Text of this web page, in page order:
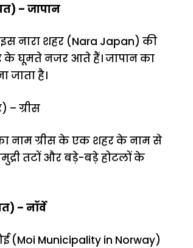
– जापान
नारा शहर (Nara Japan) की
के घूमते नजर आते हैं। जापान का
जाता है।
– ग्रीस
नाम ग्रीस के एक शहर के नाम से
तटों और बड़े-बड़े होटलों के
– नॉर्वे
(Moi Municipality in Norway)